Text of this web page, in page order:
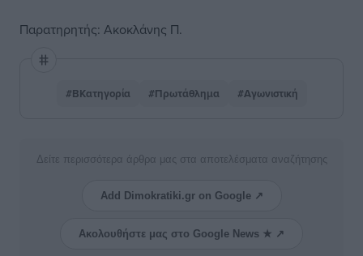
Παρατηρητής: Ακοκλάνης Π.
#ΒΚατηγορία #Πρωτάθλημα #Αγωνιστική
Δείτε περισσότερα άρθρα μας στα αποτελέσματα αναζήτησης
Add Dimokratiki.gr on Google ↗
Ακολουθήστε μας στο Google News ★ ↗